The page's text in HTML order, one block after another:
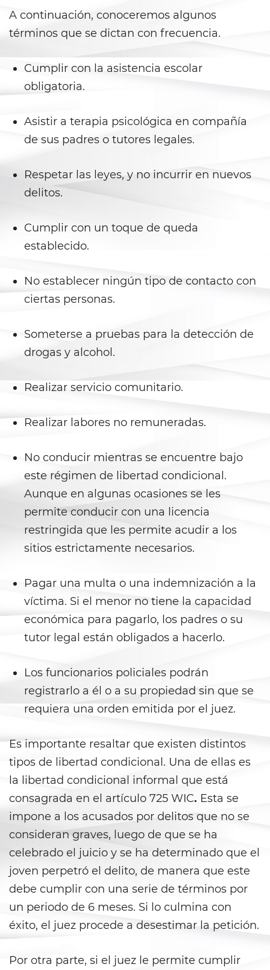
Agresión Doméstica
Orden de Protección de
Emergencia
Órdenes de Restricción
Orden de Restricción Temporal
Publicar Información Dañina
Sustracción de Menores
Assault With A Deadly Weapon
Assault with Caustic Chemicals
Battery With Serious Bodily Injury
Battery On A Peace Officer
Simple Battery
Domestic Violence
Child Abduction
Child Endangerment
Child Neglect
Corporal Injury on a Spouse
Criminal Threats
Domestic Battery
Emergency Protective Order
Elder Abuse
Permanent Restraining Order
A continuación, conoceremos algunos
términos que se dictan con frecuencia.
Cumplir con la asistencia escolar
obligatoria.
Asistir a terapia psicológica en compañía
de sus padres o tutores legales.
Respetar las leyes, y no incurrir en nuevos
delitos.
Cumplir con un toque de queda
establecido.
No establecer ningún tipo de contacto con
ciertas personas.
Someterse a pruebas para la detección de
drogas y alcohol.
Realizar servicio comunitario.
Realizar labores no remuneradas.
No conducir mientras se encuentre bajo
este régimen de libertad condicional.
Aunque en algunas ocasiones se les
permite conducir con una licencia
restringida que les permite acudir a los
sitios estrictamente necesarios.
Pagar una multa o una indemnización a la
víctima. Si el menor no tiene la capacidad
económica para pagarlo, los padres o su
tutor legal están obligados a hacerlo.
Los funcionarios policiales podrán
registrarlo a él o a su propiedad sin que se
requiera una orden emitida por el juez.
Es importante resaltar que existen distintos
tipos de libertad condicional. Una de ellas es
la libertad condicional informal que está
consagrada en el artículo 725 WIC. Esta se
impone a los acusados por delitos que no se
consideran graves, luego de que se ha
celebrado el juicio y se ha determinado que el
joven perpetró el delito, de manera que este
debe cumplir con una serie de términos por
un periodo de 6 meses. Si lo culmina con
éxito, el juez procede a desestimar la petición.
Por otra parte, si el juez le permite cumplir